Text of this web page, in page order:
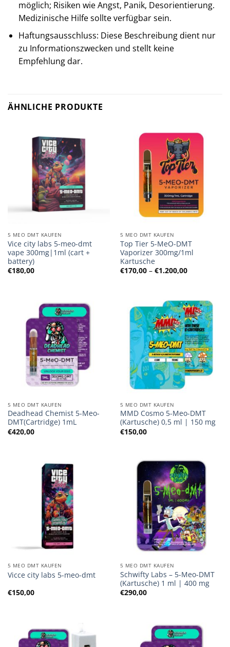
möglich; Risiken wie Angst, Panik, Desorientierung.
Medizinische Hilfe sollte verfügbar sein.
Haftungsausschluss: Diese Beschreibung dient nur
zu Informationszwecken und stellt keine
Empfehlung dar.
ÄHNLICHE PRODUKTE
5 MEO DMT KAUFEN
Vice city labs 5-meo-dmt
vape 300mg|1ml (cart +
battery)
€180,00
5 MEO DMT KAUFEN
Top Tier 5-MeO-DMT
Vaporizer 300mg/1ml
Kartusche
€170,00 – €1.200,00
€170,00
5 MEO DMT KAUFEN
Deadhead Chemist 5-Meo-
DMT(Cartridge) 1mL
€420,00
5 MEO DMT KAUFEN
MMD Cosmo 5-Meo-DMT
(Kartusche) 0,5 ml | 150 mg
€150,00
5 MEO DMT KAUFEN
Vicce city labs 5-meo-dmt
€150,00
5 MEO DMT KAUFEN
Schwifty Labs – 5-Meo-DMT
(Kartusche) 1 ml | 400 mg
€290,00